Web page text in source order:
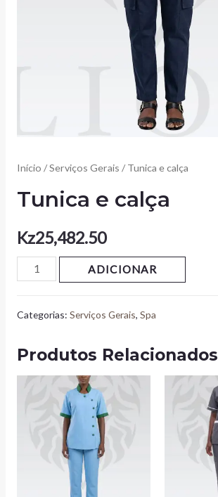
Início /Serviços Gerais / Tunica e calça
Tunica e calça
Kz25,482.50
ADICIONAR
Categorias: Serviços Gerais, Spa
Produtos Relacionados